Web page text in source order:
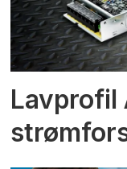
Lavprofil